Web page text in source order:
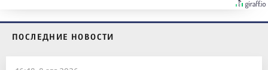
ПОСЛЕДНИЕ НОВОСТИ